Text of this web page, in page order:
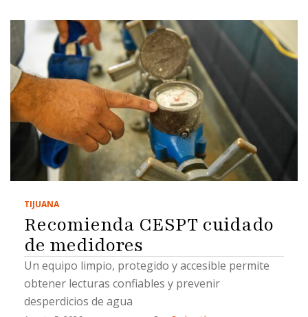
TIJUANA
Recomienda CESPT cuidado
de medidores
Un equipo limpio, protegido y accesible permite
obtener lecturas confiables y prevenir
desperdicios de agua